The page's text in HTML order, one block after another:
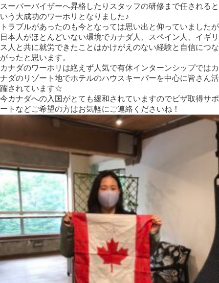
スーパーバイザーへ昇格したりスタッフの研修まで任されると
いう大成功のワーホリとなりました♪
トラブルがあったのも今となっては思い出と仰っていましたが
日本人がほとんどいない環境でカナダ人、スペイン人、イギリ
ス人と共に就労できたことはかけがえのない経験と自信につな
がったと思います。
カナダのワーホリは絶えず人気で有休インターンシップではカ
ナダのリゾート地でホテルのハウスキーパーを中心に皆さん活
躍されています☆
今カナダへの入国がとても緩和されていますのでビザ取得サポ
ートなどご希望の方はお気軽にご連絡くださいね！